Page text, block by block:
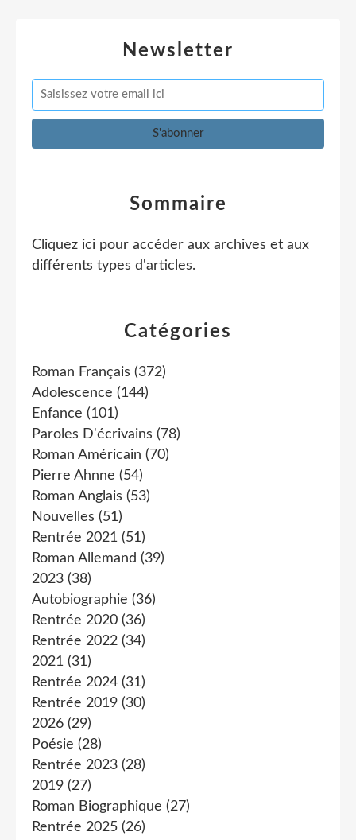
Newsletter
Catégories
Roman Français (372)
Adolescence (144)
Enfance (101)
Paroles D'écrivains (78)
Roman Américain (70)
Pierre Ahnne (54)
Roman Anglais (53)
Nouvelles (51)
Rentrée 2021 (51)
Roman Allemand (39)
2023 (38)
Autobiographie (36)
Rentrée 2020 (36)
Rentrée 2022 (34)
2021 (31)
Rentrée 2024 (31)
Rentrée 2019 (30)
2026 (29)
Poésie (28)
Rentrée 2023 (28)
2019 (27)
Roman Biographique (27)
Rentrée 2025 (26)
Sommaire
Cliquez ici pour accéder aux archives et aux
différents types d'articles.